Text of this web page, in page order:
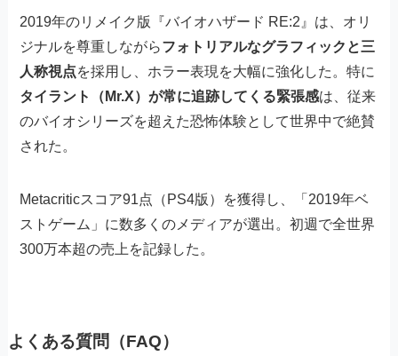
2019年のリメイク版『バイオハザード RE:2』は、オリ
ジナルを尊重しながらフォトリアルなグラフィックと三
人称視点を採用し、ホラー表現を大幅に強化した。特に
タイラント（Mr.X）が常に追跡してくる緊張感は、従来
のバイオシリーズを超えた恐怖体験として世界中で絶賛
された。
Metacriticスコア91点（PS4版）を獲得し、「2019年ベ
ストゲーム」に数多くのメディアが選出。初週で全世界
300万本超の売上を記録した。
よくある質問（FAQ）